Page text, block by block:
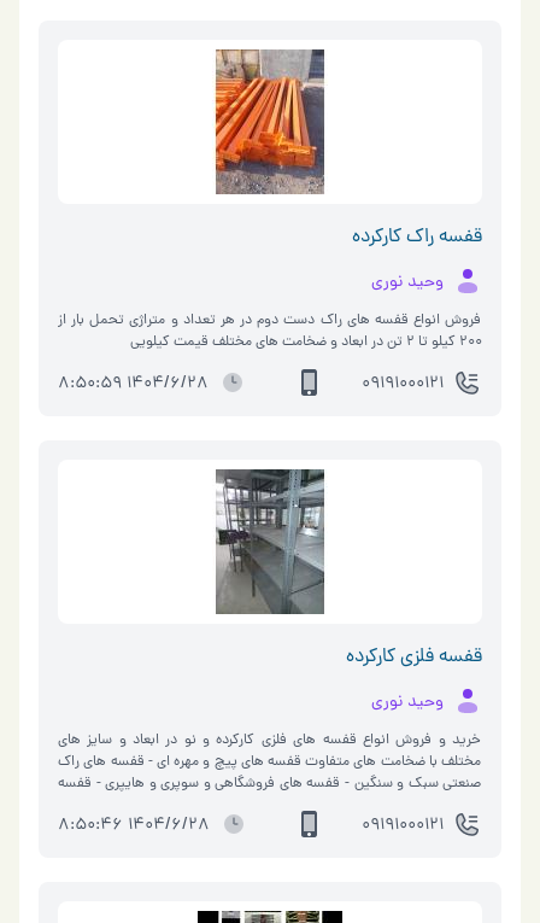
قفسه راک کارکرده
وحید نوری
فروش انواع قفسه های راک دست دوم در هر تعداد و متراژی تحمل بار از
٢٠٠ کیلو تا ٢ تن در ابعاد و ضخامت های مختلف قیمت کیلویی
09191000121
1404/6/28 8:50:59
قفسه فلزی کارکرده
وحید نوری
خرید و فروش انواع قفسه های فلزی کارکرده و نو در ابعاد و سایز های
مختلف با ضخامت های متفاوت قفسه های پیچ و مهره ای - قفسه های راک
صنعتی سبک و سنگین - قفسه های فروشگاهی و سوپری و هایپری - قفسه
۳۰*۹۵ ۴۰*۹۵ ۵۰*۹۵ ۶۰*۹۵ ۳۰*۸۰ ۴۰*۸۰ ۳۰*۷۰ ۳۰*۷۰ کف پوش
09191000121
1404/6/28 8:50:46